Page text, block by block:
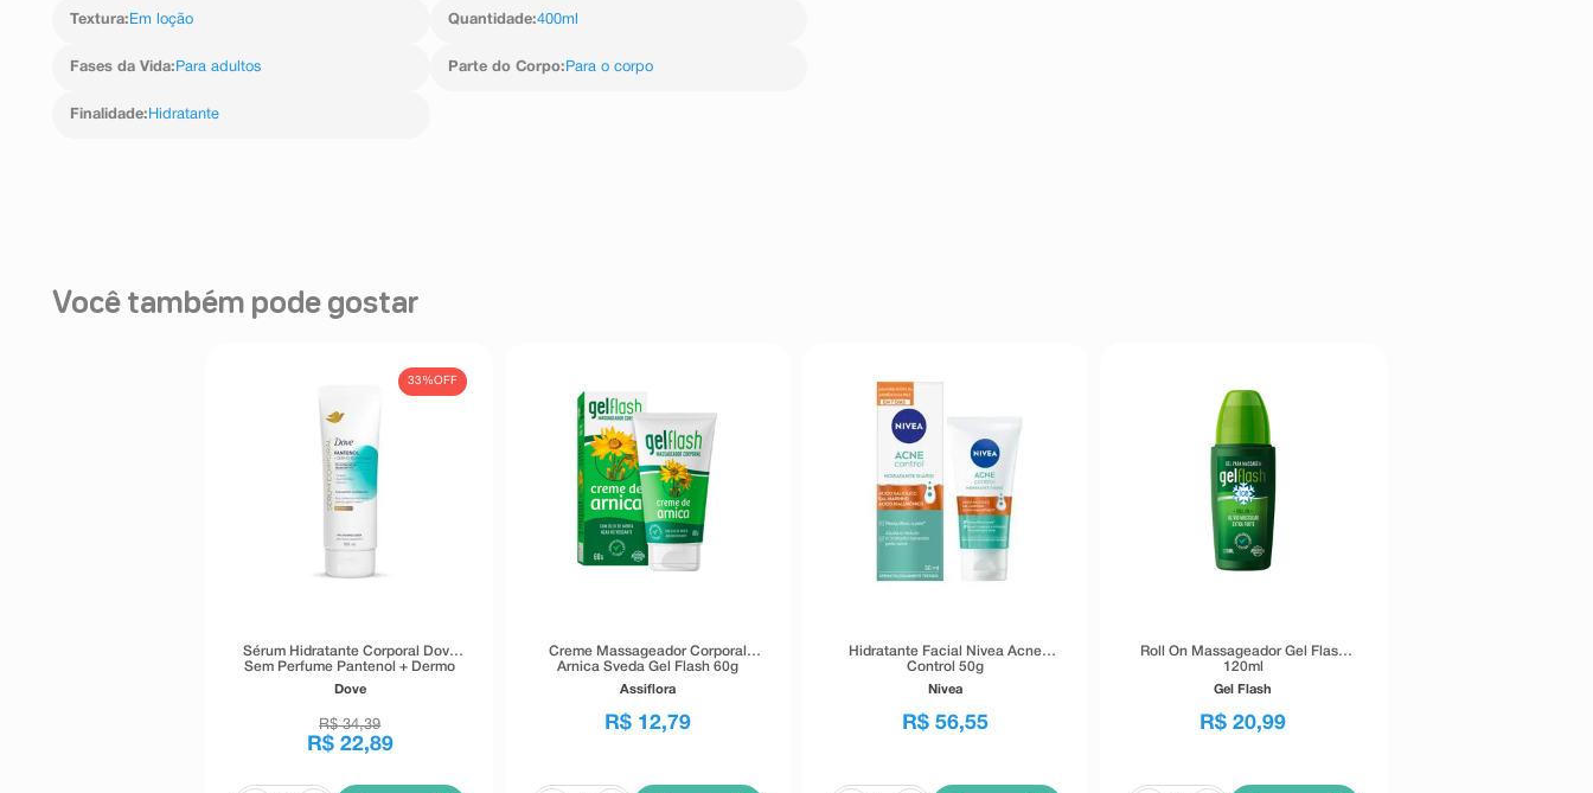
Textura: Em loção Quantidade:400ml
Fases da Vida: Para adultos Parte do Corpo: Para o corpo
Finalidade: Hidratante
Você também pode gostar
33%OFF
Sérum Hidratante Corporal Dove
Sem Perfume Pantenol + Dermo
Reparador 180ml
Dove
R$ 34,39
R$ 22,89
Creme Massageador Corporal
Arnica Sveda Gel Flash 60g
Assiflora
R$ 12,79
Hidratante Facial Nivea Acne
Control 50g
Nivea
R$ 56,55
Roll On Massageador Gel Flash
120ml
Gel Flash
R$ 20,99